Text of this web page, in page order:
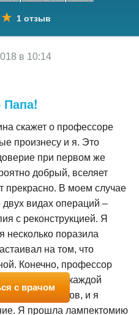
1 отзыв
в 10:14
скажет о профессоре
произнесу и я. Это
при первом же
добрый, вселяет
прекрасно. В моем случае
двух видах операций –
с реконструкцией. Я
поразила
на том, что
Конечно, профессор
и минусы каждой
моих вопросов, и я
Я прошла лампектомию
с врачом